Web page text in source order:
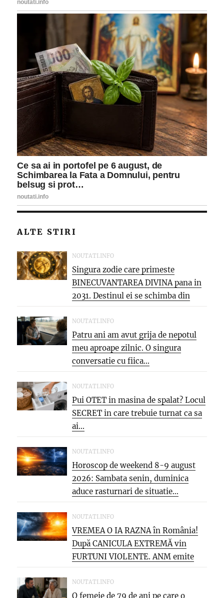
ALTE STIRI
NOUTATI.INFO
Singura zodie care primeste
BINECUVANTAREA DIVINA pana in
2031. Destinul ei se schimba din
temelii,...
NOUTATI.INFO
Patru ani am avut grija de nepotul
meu aproape zilnic. O singura
conversatie cu fiica...
NOUTATI.INFO
Pui OTET in masina de spalat? Locul
SECRET in care trebuie turnat ca sa
ai...
NOUTATI.INFO
Horoscop de weekend 8-9 august
2026: Sambata senin, duminica
aduce rasturnari de situatie…
NOUTATI.INFO
VREMEA O IA RAZNA în România!
După CANICULA EXTREMĂ vin
FURTUNI VIOLENTE. ANM emite
NOI...
NOUTATI.INFO
O femeie de 79 de ani pe care o